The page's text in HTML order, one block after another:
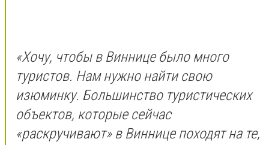
«Хочу, чтобы в Виннице было много
туристов. Нам нужно найти свою
изюминку. Большинство туристических
объектов, которые сейчас
«раскручивают» в Виннице походят на те,